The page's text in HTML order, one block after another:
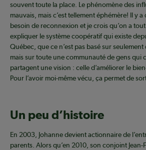
souvent toute la place. Le phénomène des
mauvais, mais c’est tellement éphémère! Il y a
besoin de reconnexion et je crois qu’on a
expliquer le système coopératif qui existe
Québec, que ce n’est pas basé sur
mais sur toute une communauté de gens qui
partagent une vision : celle d’améliorer le
Pour l’avoir moi-même vécu, ça permet de
Un peu d’histoire
En 2003, Johanne devient actionnaire de
parents. Alors qu’en 2010, son conjoint